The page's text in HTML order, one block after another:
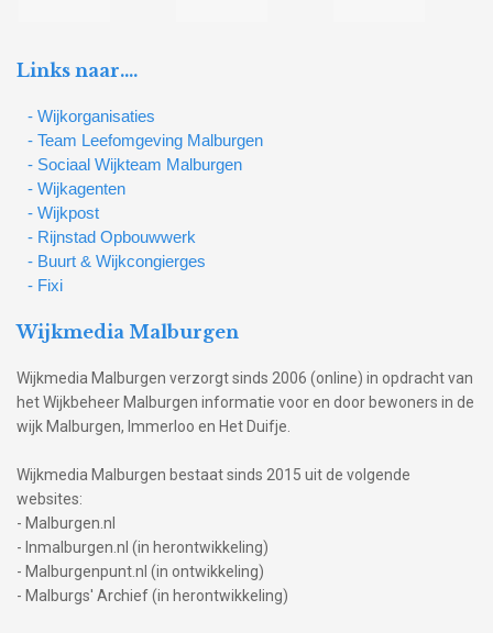
Links naar….
- Wijkorganisaties
- Team Leefomgeving Malburgen
- Sociaal Wijkteam Malburgen
- Wijkagenten
- Wijkpost
- Rijnstad Opbouwwerk
- Buurt & Wijkcongierges
- Fixi
Wijkmedia Malburgen
Wijkmedia Malburgen verzorgt sinds 2006 (online) in opdracht van
het Wijkbeheer Malburgen informatie voor en door bewoners in de
wijk Malburgen, Immerloo en Het Duifje.
Wijkmedia Malburgen bestaat sinds 2015 uit de volgende
websites:
- Malburgen.nl
- Inmalburgen.nl (in herontwikkeling)
- Malburgenpunt.nl (in ontwikkeling)
- Malburgs' Archief (in herontwikkeling)